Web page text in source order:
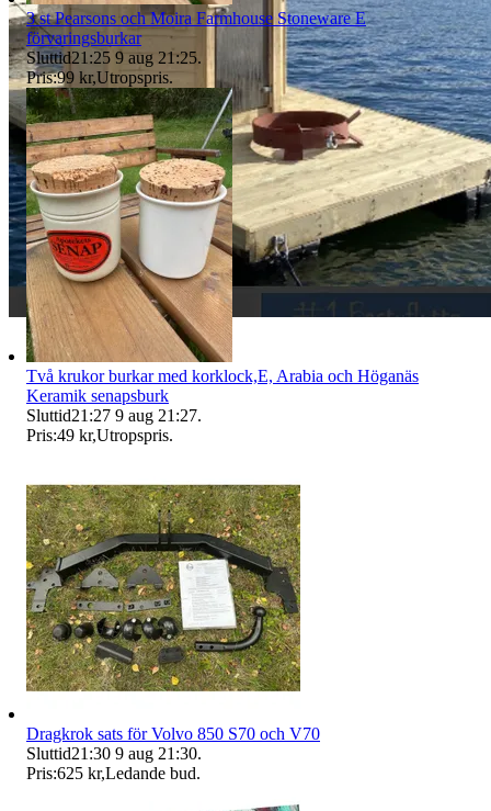
3 st Pearsons och Moira Farmhouse Stoneware E
förvaringsburkar
Sluttid21:25 9 aug 21:25.
Pris:99 kr,Utropspris.
Två krukor burkar med korklock,E, Arabia och Höganäs
Keramik senapsburk
Sluttid21:27 9 aug 21:27.
Pris:49 kr,Utropspris.
Dragkrok sats för Volvo 850 S70 och V70
Sluttid21:30 9 aug 21:30.
Pris:625 kr,Ledande bud.